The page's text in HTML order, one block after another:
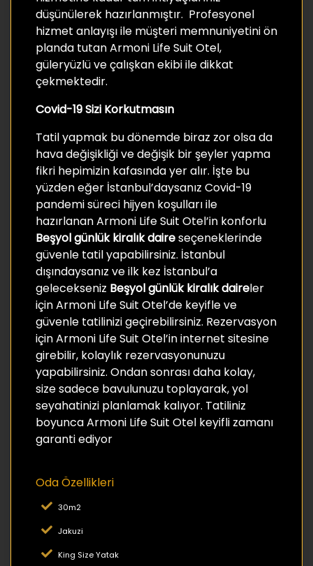
düşünülerek hazırlanmıştır. Profesyonel
hizmet anlayışı ile müşteri memnuniyetini ön
planda tutan Armoni Life Suit Otel,
güleryüzlü ve çalışkan ekibi ile dikkat
çekmektedir.
Covid-19 Sizi Korkutmasın
Tatil yapmak bu dönemde biraz zor olsa da
hava değişikliği ve değişik bir şeyler yapma
fikri hepimizin kafasında yer alır. İşte bu
yüzden eğer İstanbul’daysanız Covid-19
pandemi süreci hijyen koşulları ile
hazırlanan Armoni Life Suit Otel’in konforlu
Beşyol günlük kiralık daireseçeneklerinde
güvenle tatil yapabilirsiniz. İstanbul
dışındaysanız ve ilk kez İstanbul’a
gelecekseniz Beşyol günlük kiralık daireler
için Armoni Life Suit Otel’de keyifle ve
güvenle tatilinizi geçirebilirsiniz. Rezervasyon
için Armoni Life Suit Otel’in internet sitesine
girebilir, kolaylık rezervasyonunuzu
yapabilirsiniz. Ondan sonrası daha kolay,
size sadece bavulunuzu toplayarak, yol
seyahatinizi planlamak kalıyor. Tatiliniz
boyunca Armoni Life Suit Otel keyifli zamanı
garanti ediyor
Oda Özellikleri
30m2
Jakuzi
King Size Yatak